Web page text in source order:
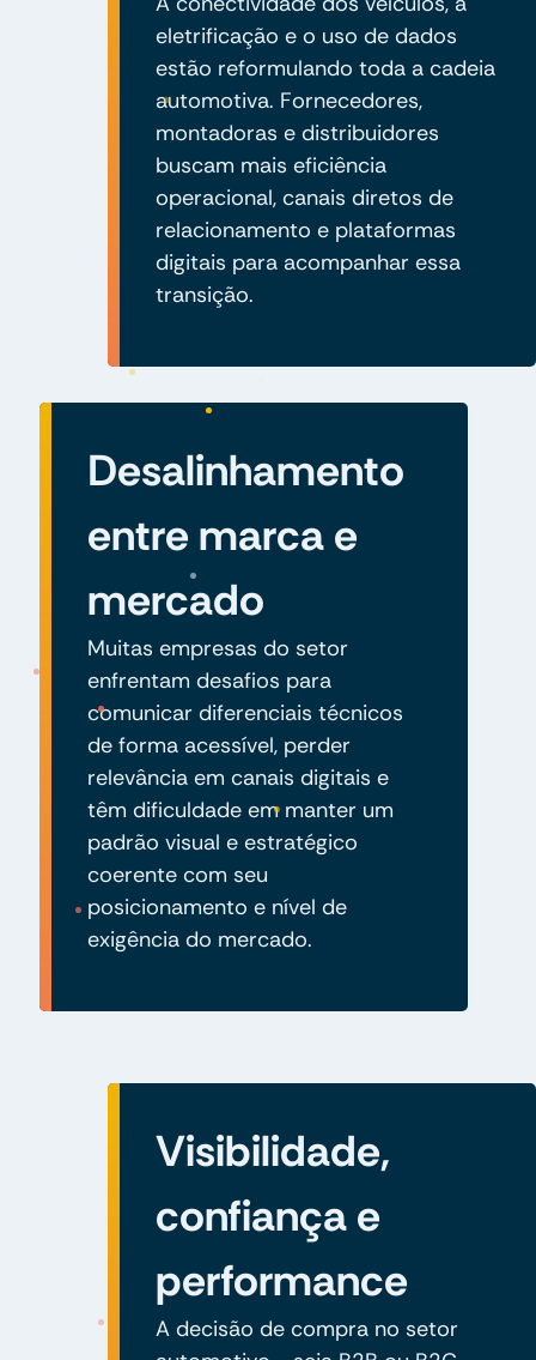
eletrificação e o uso de dados
estão reformulando toda a cadeia
automotiva. Fornecedores,
montadoras e distribuidores
buscam mais eficiência
operacional, canais diretos de
relacionamento e plataformas
digitais para acompanhar essa
transição.
Desalinhamento
entre marca e
mercado
Muitas empresas do setor
enfrentam desafios para
comunicar diferenciais técnicos
de forma acessível, perder
relevância em canais digitais e
têm dificuldade em manter um
padrão visual e estratégico
coerente com seu
posicionamento e nível de
exigência do mercado.
Visibilidade,
confiança e
performance
A decisão de compra no setor